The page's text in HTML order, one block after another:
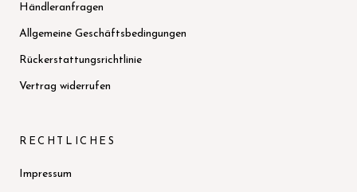
Händleranfragen
Allgemeine Geschäftsbedingungen
Rückerstattungsrichtlinie
Vertrag widerrufen
RECHTLICHES
Impressum